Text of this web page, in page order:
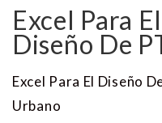
Excel Para
Diseño De
Excel Para El Diseño
Urbano